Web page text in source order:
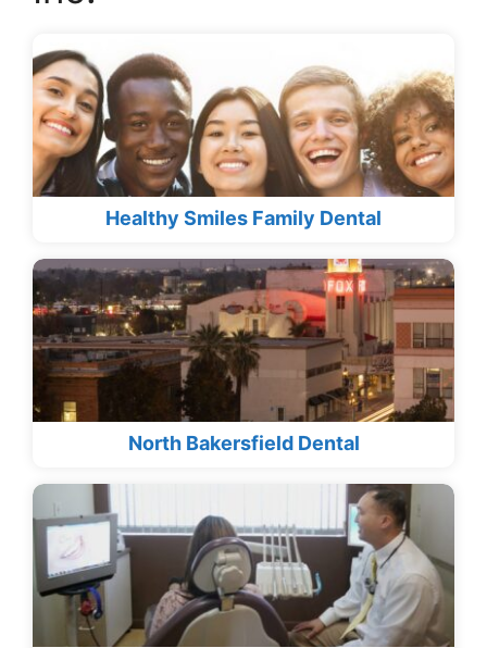
Healthy Smiles Family Dental
North Bakersfield Dental